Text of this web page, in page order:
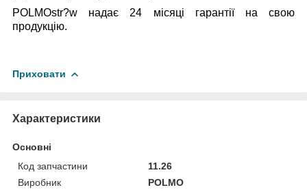
POLMOstr?w надає 24 місяці гарантії на свою
продукцію.
Приховати
Характеристики
Основні
Код запчастини
11.26
Виробник
POLMO